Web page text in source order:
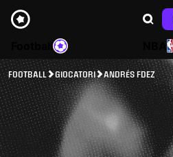
NBA
FOOTBALL GIOCATORI ANDRÉS FDEZ